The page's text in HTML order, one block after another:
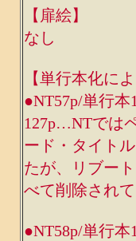
【扉絵】
なし
【単行本化に
●NT57p/単行本
127p…NTでは
ード・タイト
たが、リブー
べて削除され
●NT58p/単行